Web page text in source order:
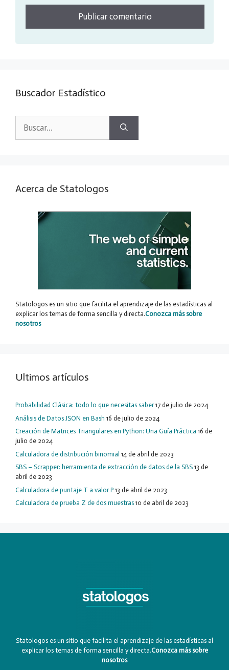
Buscador Estadístico
Acerca de Statologos
Statologos es un sitio que facilita el aprendizaje de las estadísticas al
explicar los temas de forma sencilla y directa.Conozca más sobre
nosotros
Ultimos artículos
Probabilidad Clásica: todo lo que necesitas saber 17 de julio de 2024
Análisis de Datos JSON en Bash 16 de julio de 2024
Creación de Matrices Triangulares en Python: Una Guía Práctica 16 de
julio de 2024
Calculadora de distribución binomial 14 de abril de 2023
SBS – Scrapper: herramienta de extracción de datos de la SBS 13 de
abril de 2023
Calculadora de puntaje T a valor P 13 de abril de 2023
Calculadora de prueba Z de dos muestras 10 de abril de 2023
Statologos es un sitio que facilita el aprendizaje de las estadísticas al
explicar los temas de forma sencilla y directa.Conozca más sobre
nosotros